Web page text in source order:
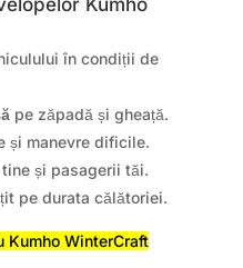
în condiții de
pe zăpadă și gheață.
și manevre dificile.
și pasagerii tăi.
pe durata călătoriei.
Kumho WinterCraft